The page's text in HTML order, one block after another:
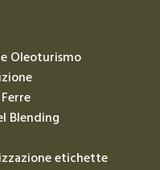
Oleoturismo
Blending
etichette